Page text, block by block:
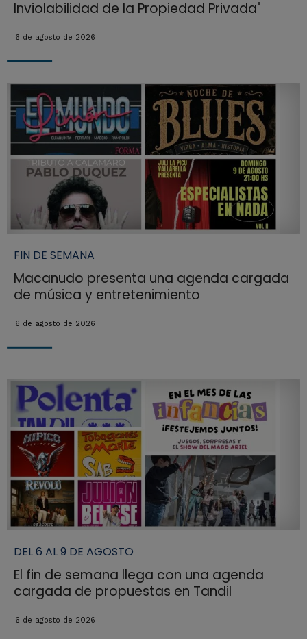
Inviolabilidad de la Propiedad Privada"
6 de agosto de 2026
FIN DE SEMANA
Macanudo presenta una agenda cargada
de música y entretenimiento
6 de agosto de 2026
DEL 6 AL 9 DE AGOSTO
El fin de semana llega con una agenda
cargada de propuestas en Tandil
6 de agosto de 2026